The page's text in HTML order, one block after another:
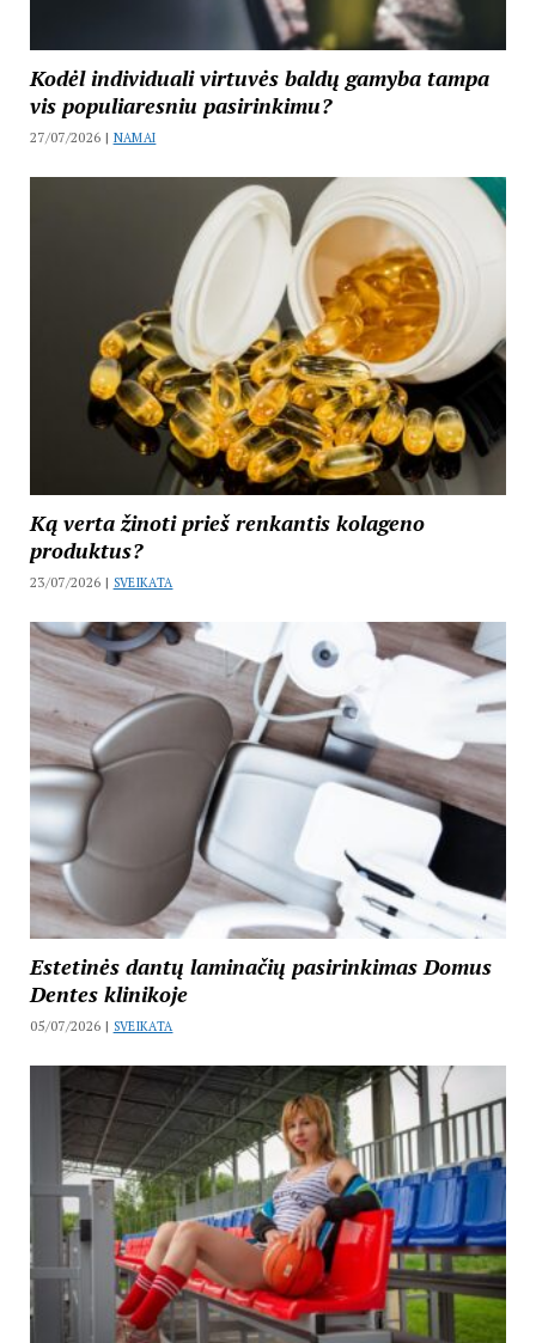
Kodėl individuali virtuvės baldų gamyba tampa
vis populiaresniu pasirinkimu?
27/07/2026 | NAMAI
Ką verta žinoti prieš renkantis kolageno
produktus?
23/07/2026 | SVEIKATA
Estetinės dantų laminačių pasirinkimas Domus
Dentes klinikoje
05/07/2026 | SVEIKATA